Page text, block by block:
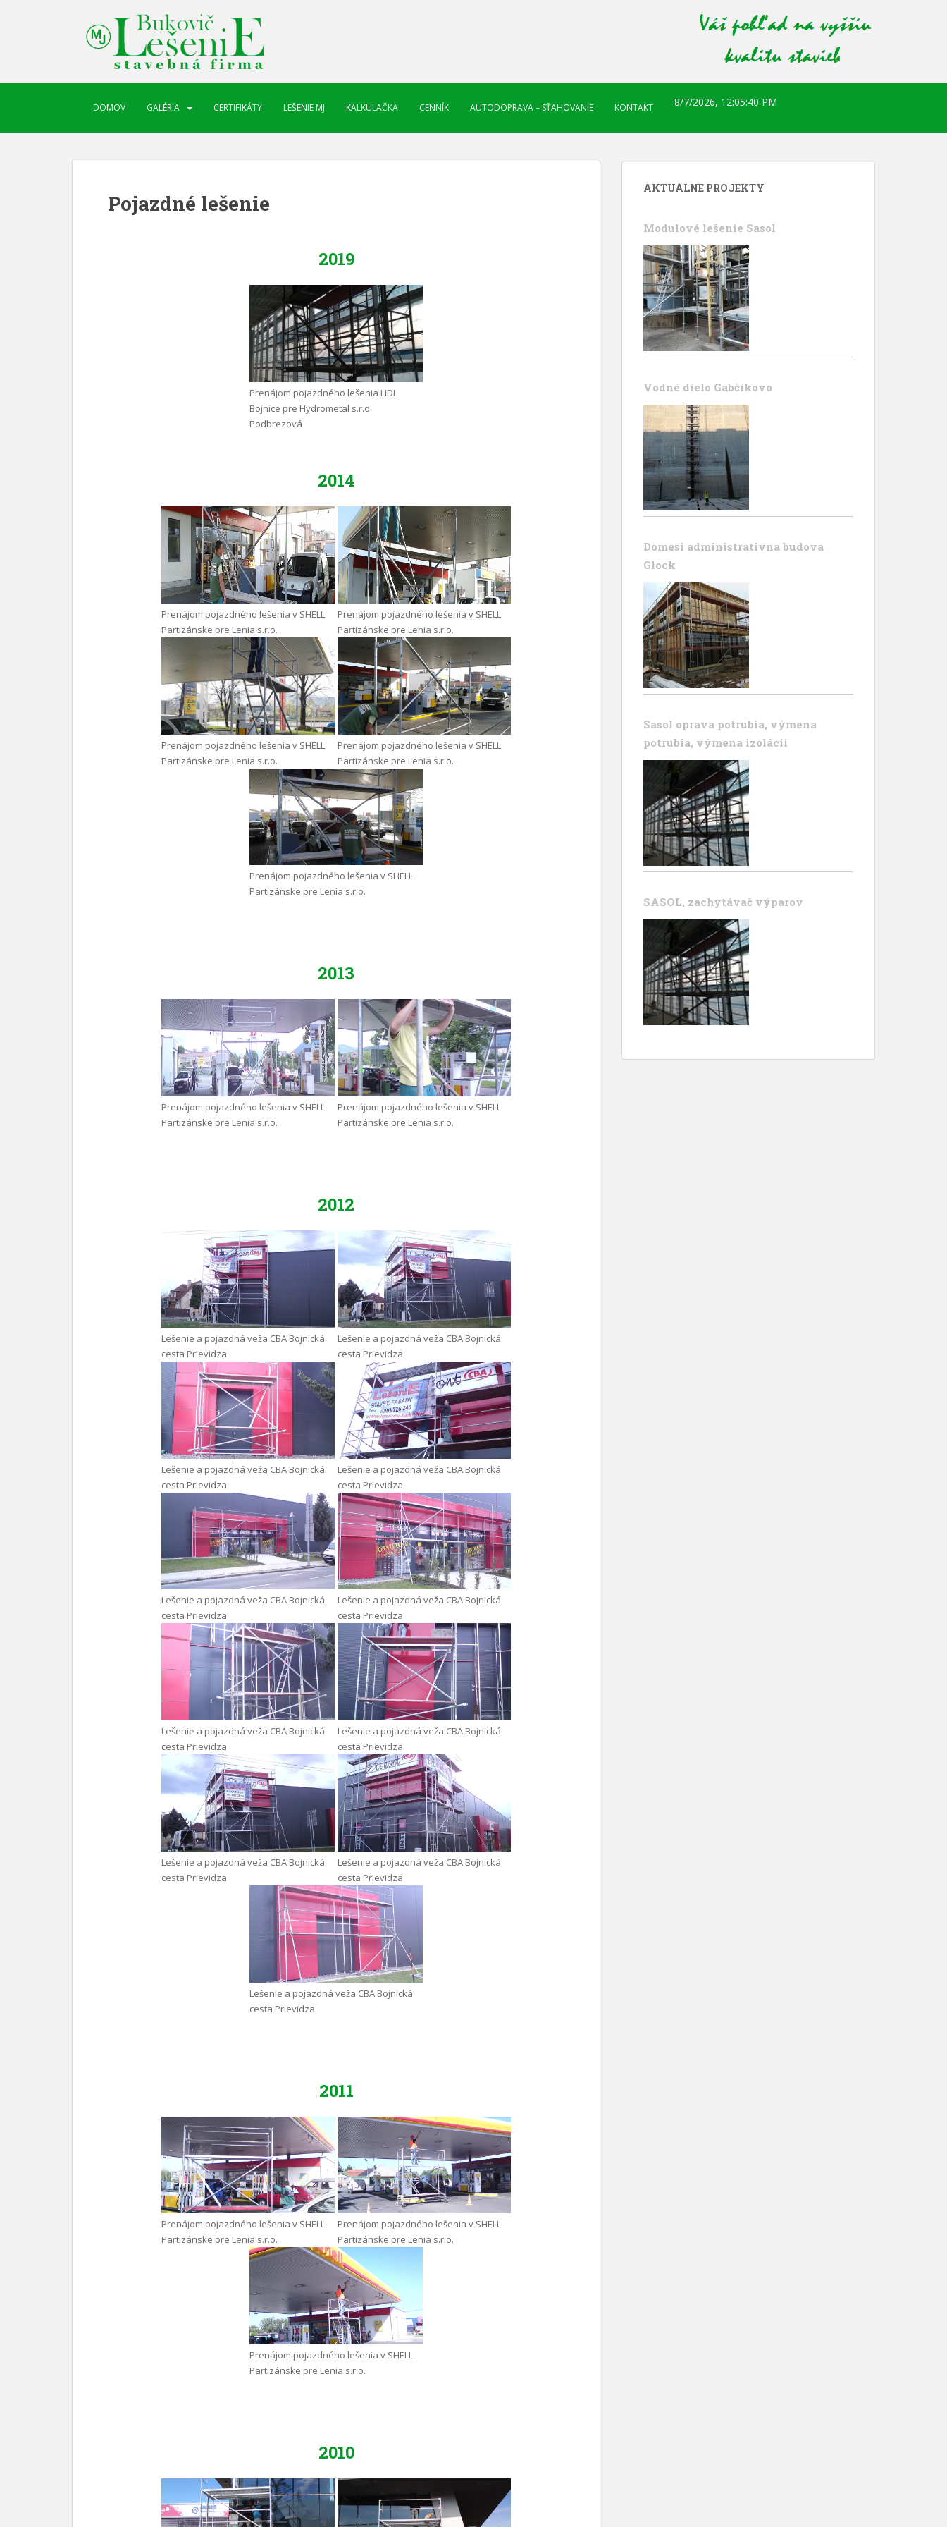
DOMOV GALÉRIA CERTIFIKÁTY LEŠENIE MJ KALKULAČKA CENNÍK AUTODOPRAVA – SŤAHOVANIE KONTAKT 8/7/2026, 12:05:42 PM
Pojazdné lešenie
2019
Prenájom pojazdného lešenia LIDL
Bojnice pre Hydrometal s.r.o.
Podbrezová
2014
Prenájom pojazdného lešenia v SHELL
Partizánske pre Lenia s.r.o.
Prenájom pojazdného lešenia v SHELL
Partizánske pre Lenia s.r.o.
Prenájom pojazdného lešenia v SHELL
Partizánske pre Lenia s.r.o.
Prenájom pojazdného lešenia v SHELL
Partizánske pre Lenia s.r.o.
Prenájom pojazdného lešenia v SHELL
Partizánske pre Lenia s.r.o.
2013
Prenájom pojazdného lešenia v SHELL
Partizánske pre Lenia s.r.o.
Prenájom pojazdného lešenia v SHELL
Partizánske pre Lenia s.r.o.
2012
Lešenie a pojazdná veža CBA Bojnická
cesta Prievidza
Lešenie a pojazdná veža CBA Bojnická
cesta Prievidza
Lešenie a pojazdná veža CBA Bojnická
cesta Prievidza
Lešenie a pojazdná veža CBA Bojnická
cesta Prievidza
Lešenie a pojazdná veža CBA Bojnická
cesta Prievidza
Lešenie a pojazdná veža CBA Bojnická
cesta Prievidza
Lešenie a pojazdná veža CBA Bojnická
cesta Prievidza
Lešenie a pojazdná veža CBA Bojnická
cesta Prievidza
Lešenie a pojazdná veža CBA Bojnická
cesta Prievidza
Lešenie a pojazdná veža CBA Bojnická
cesta Prievidza
Lešenie a pojazdná veža CBA Bojnická
cesta Prievidza
2011
Prenájom pojazdného lešenia v SHELL
Partizánske pre Lenia s.r.o.
Prenájom pojazdného lešenia v SHELL
Partizánske pre Lenia s.r.o.
Prenájom pojazdného lešenia v SHELL
Partizánske pre Lenia s.r.o.
2010
AKTUÁLNE PROJEKTY
Modulové lešenie Sasol
Vodné dielo Gabčíkovo
Domesi administrativna budova
Glock
Sasol oprava potrubia, výmena
potrubia, výmena izolácii
SASOL, zachytávač výparov